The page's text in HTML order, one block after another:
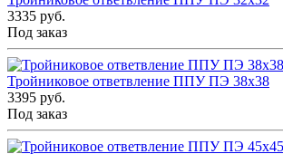
3335 руб.
Под заказ
Тройниковое ответвление ППУ ПЭ 38x38
3395 руб.
Под заказ